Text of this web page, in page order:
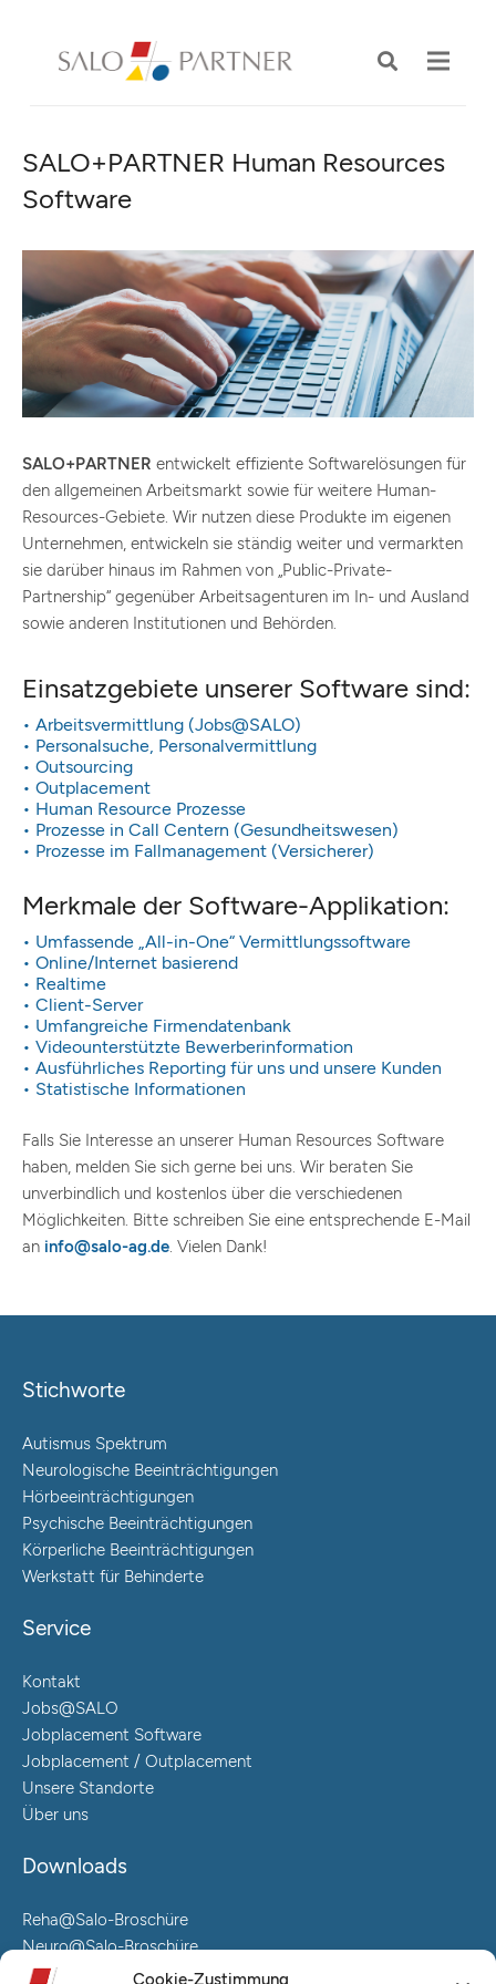
Cookie-Zustimmung
SALO+PARTNER Human Resources
Software
SALO+PARTNER entwickelt effiziente Softwarelösungen für
den allgemeinen Arbeitsmarkt sowie für weitere Human-
Resources-Gebiete. Wir nutzen diese Produkte im eigenen
Unternehmen, entwickeln sie ständig weiter und vermarkten
sie darüber hinaus im Rahmen von „Public-Private-
Partnership“ gegenüber Arbeitsagenturen im In- und Ausland
sowie anderen Institutionen und Behörden.
Einsatzgebiete unserer Software sind:
• Arbeitsvermittlung (Jobs@SALO)
• Personalsuche, Personalvermittlung
• Outsourcing
• Outplacement
• Human Resource Prozesse
• Prozesse in Call Centern (Gesundheitswesen)
• Prozesse im Fallmanagement (Versicherer)
Merkmale der Software-Applikation:
• Umfassende „All-in-One“ Vermittlungssoftware
• Online/Internet basierend
• Realtime
• Client-Server
• Umfangreiche Firmendatenbank
• Videounterstützte Bewerberinformation
• Ausführliches Reporting für uns und unsere Kunden
• Statistische Informationen
Falls Sie Interesse an unserer Human Resources Software
haben, melden Sie sich gerne bei uns. Wir beraten Sie
unverbindlich und kostenlos über die verschiedenen
Möglichkeiten. Bitte schreiben Sie eine entsprechende E-Mail
an info@salo-ag.de. Vielen Dank!
Stichworte
Autismus Spektrum
Neurologische Beeinträchtigungen
Hörbeeinträchtigungen
Psychische Beeinträchtigungen
Körperliche Beeinträchtigungen
Werkstatt für Behinderte
Service
Kontakt
Jobs@SALO
Jobplacement Software
Jobplacement / Outplacement
Unsere Standorte
Über uns
Downloads
Reha@Salo-Broschüre
Neuro@Salo-Broschüre
AuReA@Salo-Broschüre